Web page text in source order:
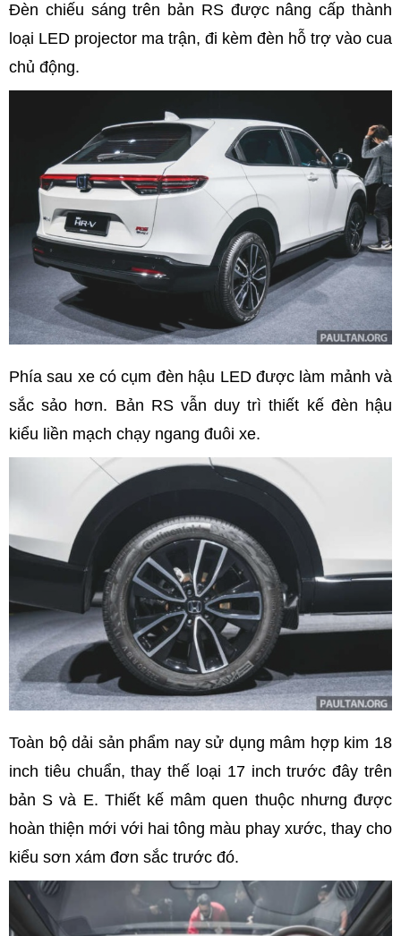
Đèn chiếu sáng trên bản RS được nâng cấp thành
loại LED projector ma trận, đi kèm đèn hỗ trợ vào cua
chủ động.
Phía sau xe có cụm đèn hậu LED được làm mảnh và
sắc sảo hơn. Bản RS vẫn duy trì thiết kế đèn hậu
kiểu liền mạch chạy ngang đuôi xe.
Toàn bộ dải sản phẩm nay sử dụng mâm hợp kim 18
inch tiêu chuẩn, thay thế loại 17 inch trước đây trên
bản S và E. Thiết kế mâm quen thuộc nhưng được
hoàn thiện mới với hai tông màu phay xước, thay cho
kiểu sơn xám đơn sắc trước đó.